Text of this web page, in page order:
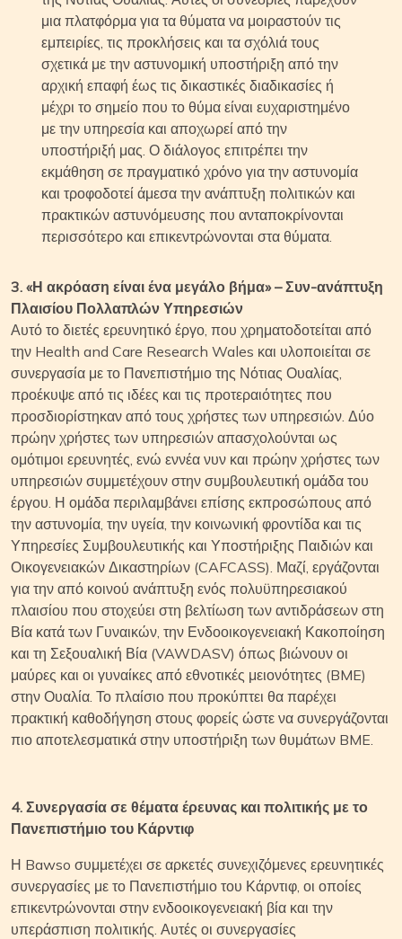
μια πλατφόρμα για τα θύματα να μοιραστούν τις
εμπειρίες, τις προκλήσεις και τα σχόλιά τους
σχετικά με την αστυνομική υποστήριξη από την
αρχική επαφή έως τις δικαστικές διαδικασίες ή
μέχρι το σημείο που το θύμα είναι ευχαριστημένο
με την υπηρεσία και αποχωρεί από την
υποστήριξή μας. Ο διάλογος επιτρέπει την
εκμάθηση σε πραγματικό χρόνο για την αστυνομία
και τροφοδοτεί άμεσα την ανάπτυξη πολιτικών και
πρακτικών αστυνόμευσης που ανταποκρίνονται
περισσότερο και επικεντρώνονται στα θύματα.
3. «Η ακρόαση είναι ένα μεγάλο βήμα» – Συν-ανάπτυξη
Πλαισίου Πολλαπλών Υπηρεσιών
Αυτό το διετές ερευνητικό έργο, που χρηματοδοτείται από
την Health and Care Research Wales και υλοποιείται σε
συνεργασία με το Πανεπιστήμιο της Νότιας Ουαλίας,
προέκυψε από τις ιδέες και τις προτεραιότητες που
προσδιορίστηκαν από τους χρήστες των υπηρεσιών. Δύο
πρώην χρήστες των υπηρεσιών απασχολούνται ως
ομότιμοι ερευνητές, ενώ εννέα νυν και πρώην χρήστες των
υπηρεσιών συμμετέχουν στην συμβουλευτική ομάδα του
έργου. Η ομάδα περιλαμβάνει επίσης εκπροσώπους από
την αστυνομία, την υγεία, την κοινωνική φροντίδα και τις
Υπηρεσίες Συμβουλευτικής και Υποστήριξης Παιδιών και
Οικογενειακών Δικαστηρίων (CAFCASS). Μαζί, εργάζονται
για την από κοινού ανάπτυξη ενός πολυϋπηρεσιακού
πλαισίου που στοχεύει στη βελτίωση των αντιδράσεων στη
Βία κατά των Γυναικών, την Ενδοοικογενειακή Κακοποίηση
και τη Σεξουαλική Βία (VAWDASV) όπως βιώνουν οι
μαύρες και οι γυναίκες από εθνοτικές μειονότητες (BME)
στην Ουαλία. Το πλαίσιο που προκύπτει θα παρέχει
πρακτική καθοδήγηση στους φορείς ώστε να συνεργάζονται
πιο αποτελεσματικά στην υποστήριξη των θυμάτων BME.
4. Συνεργασία σε θέματα έρευνας και πολιτικής με το
Πανεπιστήμιο του Κάρντιφ
Η Bawso συμμετέχει σε αρκετές συνεχιζόμενες ερευνητικές
συνεργασίες με το Πανεπιστήμιο του Κάρντιφ, οι οποίες
επικεντρώνονται στην ενδοοικογενειακή βία και την
υπεράσπιση πολιτικής. Αυτές οι συνεργασίες